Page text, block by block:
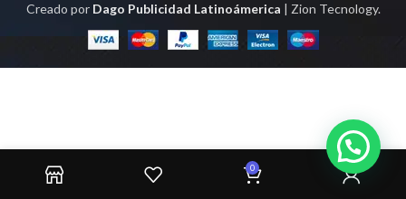
Creado por Dago Publicidad Latinoámerica | Zion Tecnology.
0